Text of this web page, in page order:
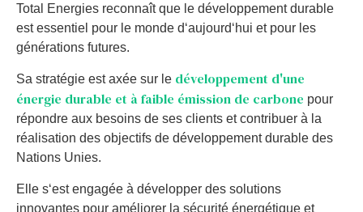
Total Energies reconnaîtque le dével oppementdurable
estessentiel pour le monde d‘aujourd‘hui etpour les
générations futures.
Sa stratégie estaxée sur le développement d'une
énergie durable et à faible émission de carbone pour
répondre aux besoins de ses clients etcontribuer à la
réal isation des objectifs de dével oppementdurable des
Nations Unies.
El le s‘estengagée à dével opper des solutions
innovantes pour amé liorer la sécurité énergétique et